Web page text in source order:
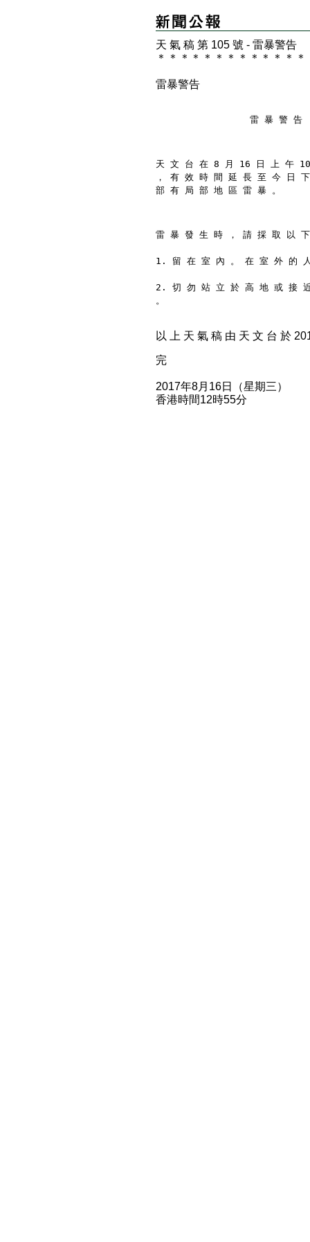
天 氣 稿 第 105 號 - 雷暴警告
＊
＊ ＊ ＊ ＊ ＊ ＊ ＊ ＊ ＊ ＊ ＊ ＊
雷暴警告
                 雷 暴 警 告
天 文 台 在 8 月 16 日 上 午
， 有 效 時 間 延 長 至 今 日
部 有 局 部 地 區 雷 暴 。
雷 暴 發 生 時 ， 請 採 取 以
1. 留 在 室 內 。 在 室 外 的
2. 切 勿 站 立 於 高 地 或 接
。
以 上 天 氣 稿 由 天 文 台 於
完
2017年8月16日（星期三）
香港時間12時55分